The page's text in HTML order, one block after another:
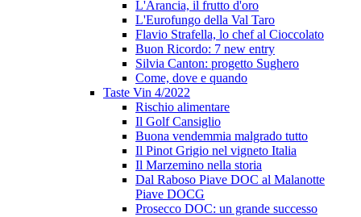
L'Arancia, il frutto d'oro
L'Eurofungo della Val Taro
Flavio Strafella, lo chef al Cioccolato
Buon Ricordo: 7 new entry
Silvia Canton: progetto Sughero
Come, dove e quando
Taste Vin 4/2022
Rischio alimentare
Il Golf Cansiglio
Buona vendemmia malgrado tutto
Il Pinot Grigio nel vigneto Italia
Il Marzemino nella storia
Dal Raboso Piave DOC al Malanotte
Piave DOCG
Prosecco DOC: un grande successo